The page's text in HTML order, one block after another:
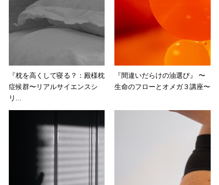
『枕を高くして寝る？：殿様枕
症候群〜リアルサイエンスシ
リ...
『間違いだらけの油選び』 〜
生命のフローとオメガ３講座〜